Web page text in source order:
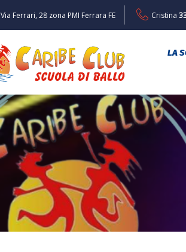
Via Ferrari, 28 zona PMI Ferrara FE Cristina
LA